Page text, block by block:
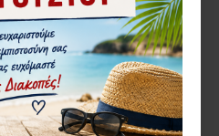
1-3 ΗΜΈΡΕΣ